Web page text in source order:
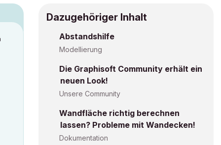
Dazugehöriger Inhalt
Abstandshilfe
Modellierung
Die Graphisoft Community erhält ein
neuen Look!
Unsere Community
Wandfläche richtig berechnen
lassen? Probleme mit Wandecken!
Dokumentation